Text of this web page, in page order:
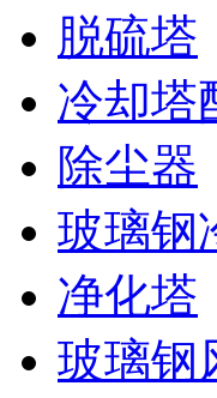
脱硫塔
冷却塔
除尘器
玻璃钢
净化塔
玻璃钢